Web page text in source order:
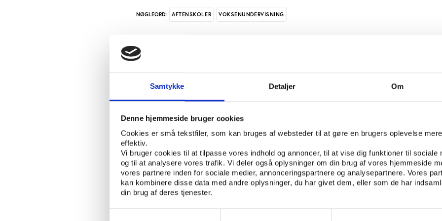
Samtykke Detaljer Om
Denne hjemmeside bruger cookies
Cookies er små tekstfiler, som kan bruges af websteder til at gøre en brugers oplevelse mere
effektiv.
Vi bruger cookies til at tilpasse vores indhold og annoncer, til at vise dig funktioner til sociale
og til at analysere vores trafik. Vi deler også oplysninger om din brug af vores hjemmeside
vores partnere inden for sociale medier, annonceringspartnere og analysepartnere. Vores
kan kombinere disse data med andre oplysninger, du har givet dem, eller som de har
din brug af deres tjenester.
NØGLEORD: AFTENSKOLER VOKSENUNDERVISNING
En jury har udvalgt 30 nominerede til Aftenskolernes Pris 2016 blandt aftenskoler,
enkeltpersoner og kommuner. Udvælgelsen er sket blandt mere end 450
De nominerede fremgår af boksen til højre.
Ved prisfesten den 23. september afslører juryen, hvem de har valgt som
af de i alt 10 kategorier.
På aftenskolernespris.dk kan man se alle begrundelserne for indstillinger og læse,
har indstillet de 30 forskellige kandidater til en af de 10 priser.
Prisuddelingen den 23. september foregår i Kulturhuset Hermans i Tivoli Friheden
og kulturminister Bertel Haarder vi gæste arrangementet.